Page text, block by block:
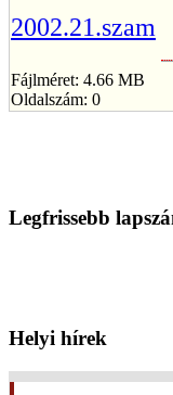
2002.21.szam
Fájlméret: 4.66 MB
Oldalszám: 0
Legfrissebb
Helyi hírek